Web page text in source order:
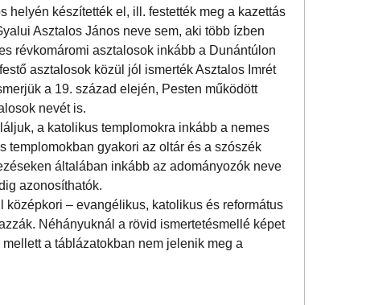
helyén készítették el, ill. festették meg a kazettás
Asztalos János neve sem, aki több ízben
révkomáromi asztalosok inkább a Dunántúlon
asztalosok közül jól ismerték Asztalos Imrét
a 19. század elején, Pesten működött
nevét is.
a katolikus templomokra inkább a nemes
templomokban gyakori az oltár és a szószék
általában inkább az adományozók neve
azonosíthatók.
– evangélikus, katolikus és református
Néhányuknál a rövid ismertetésmellé képet
a táblázatokban nem jelenik meg a